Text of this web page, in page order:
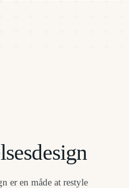
er en måde at restyle